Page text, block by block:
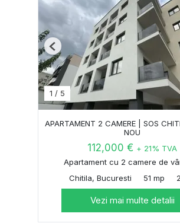
1 / 5
Previous
APARTAMENT 2 CAMERE | SOS
NOU
112,000 € + 21% TVA
Apartament cu 2 camere de
Chitila, Bucuresti
51 mp
Vezi mai multe detalii